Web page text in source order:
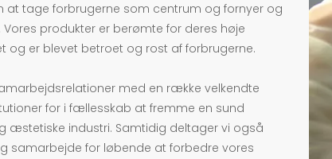
at tage forbrugerne som centrum og fornyer og
produkter er berømte for deres høje
og er blevet betroet og rost af forbrugerne.
med en række velkendte
for i fællesskab at fremme en sund
æstetiske industri. Samtidig deltager vi også
samarbejde for løbende at forbedre vores